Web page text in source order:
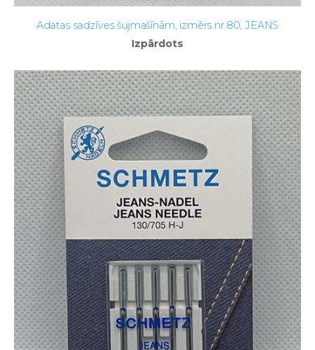
Adatas sadzīves šujmašīnām, izmērs nr.80, JEANS
Izpārdots